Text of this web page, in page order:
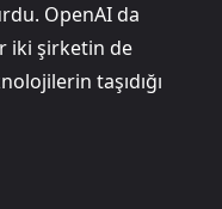
OpenAI da
iki şirketin de
taşıdığı